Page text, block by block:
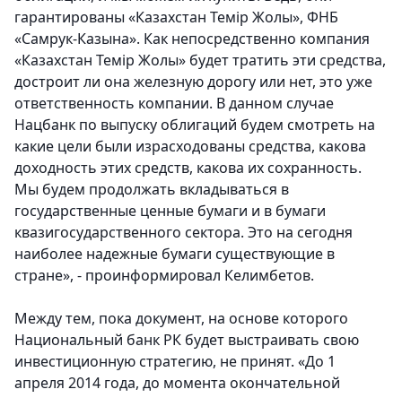
гарантированы «Казахстан Темiр Жолы», ФНБ
«Самрук-Казына». Как непосредственно компания
«Казахстан Темiр Жолы» будет тратить эти средства,
достроит ли она железную дорогу или нет, это уже
ответственность компании. В данном случае
Нацбанк по выпуску облигаций будем смотреть на
какие цели были израсходованы средства, какова
доходность этих средств, какова их сохранность.
Мы будем продолжать вкладываться в
государственные ценные бумаги и в бумаги
квазигосударственного сектора. Это на сегодня
наиболее надежные бумаги существующие в
стране», - проинформировал Келимбетов.
Между тем, пока документ, на основе которого
Национальный банк РК будет выстраивать свою
инвестиционную стратегию, не принят. «До 1
апреля 2014 года, до момента окончательной